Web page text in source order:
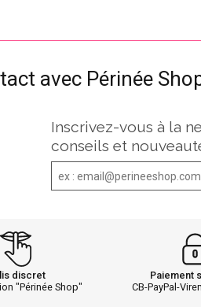
avec Périnée
Inscrivez-vous à la
conseils et
discret
"Périnée Shop"
Paiement
CB-PayPal-